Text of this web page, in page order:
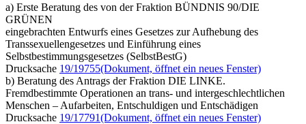
a) Erste Beratung des von der Fraktion BÜNDNIS 90/DIE
GRÜNEN
eingebrachten Entwurfs eines Gesetzes zur Aufhebung des
Transsexuellengesetzes und Einführung eines
Selbstbestimmungsgesetzes (SelbstBestG)
Drucksache 19/19755(Dokument, öffnet ein neues Fenster)
b) Beratung des Antrags der Fraktion DIE LINKE.
Fremdbestimmte Operationen an trans- und intergeschlechtlichen
Menschen – Aufarbeiten, Entschuldigen und Entschädigen
Drucksache 19/17791(Dokument, öffnet ein neues Fenster)